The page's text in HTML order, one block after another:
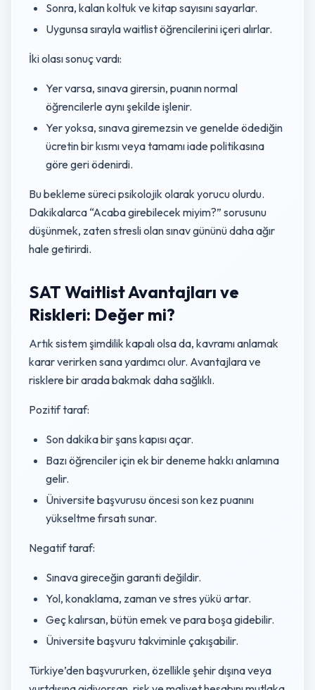
Sonra, kalan koltuk ve kitap sayısını sayarlar.
Uygunsa sırayla waitlist öğrencilerini içeri alırlar.
İki olası sonuç vardı:
Yer varsa, sınava girersin, puanın normal
öğrencilerle aynı şekilde işlenir.
Yer yoksa, sınava giremezsin ve genelde ödediğin
ücretin bir kısmı veya tamamı iade politikasına
göre geri ödenirdi.
Bu bekleme süreci psikolojik olarak yorucu olurdu.
Dakikalarca “Acaba girebilecek miyim?” sorusunu
düşünmek, zaten stresli olan sınav gününü daha ağır
hale getirirdi.
SAT Waitlist Avantajları ve
Riskleri: Değer mi?
Artık sistem şimdilik kapalı olsa da, kavramı anlamak
karar verirken sana yardımcı olur. Avantajlara ve
risklere bir arada bakmak daha sağlıklı.
Pozitif taraf:
Son dakika bir şans kapısı açar.
Bazı öğrenciler için ek bir deneme hakkı anlamına
gelir.
Üniversite başvurusu öncesi son kez puanını
yükseltme fırsatı sunar.
Negatif taraf:
Sınava gireceğin garanti değildir.
Yol, konaklama, zaman ve stres yükü artar.
Geç kalırsan, bütün emek ve para boşa gidebilir.
Üniversite başvuru takviminle çakışabilir.
Türkiye’den başvururken, özellikle şehir dışına veya